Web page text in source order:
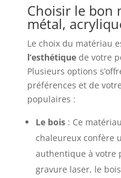
Choisir le bon
métal,
Le choix du matériau
l’esthétiquede votre
Plusieurs options
préférences et de
populaires :
Le bois: Ce
chaleureux confère
authentique à votre
gravure laser, le